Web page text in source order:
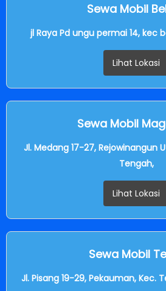
Sewa Mobil
jl Raya Pd ungu permai 14, kec
Lihat Lokasi
Sewa Mobil
Jl. Medang 17-27, Rejowinangun
Tengah,
Lihat Lokasi
Sewa Mobil
Jl. Pisang 19-29, Pekauman, Kec.